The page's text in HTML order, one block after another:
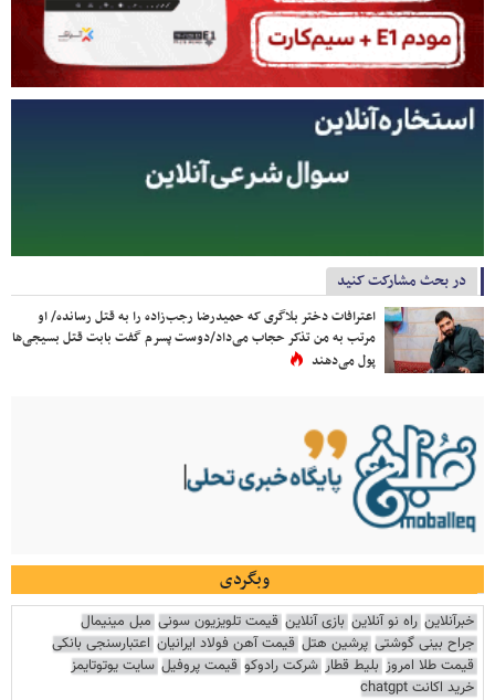
در بحث مشارکت کنید
اعترافات دختر بلاگری که حمیدرضا رجب‌زاده را به قتل رسانده/ او
مرتب به من تذکر حجاب می‌داد/دوست پسرم گفت بابت قتل بسیجی‌ها
پول می‌دهند
وبگردی
خبرآنلاین راه نو آنلاین بازی آنلاین قیمت تلویزیون سونی مبل مینیمال
جراح بینی گوشتی پرشین هتل قیمت آهن فولاد ایرانیان اعتبارسنجی بانکی
قیمت طلا امروز بلیط قطار شرکت رادوکو قیمت پروفیل سایت یوتوتایمز
خرید اکانت chatgpt